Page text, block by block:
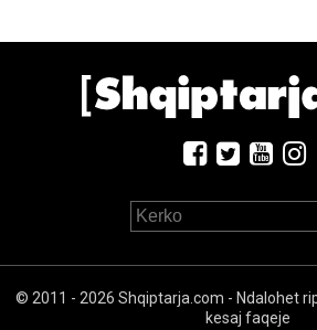
© 2011 - 2026 Shqiptarja.com - Ndalohet
kesaj faqeje